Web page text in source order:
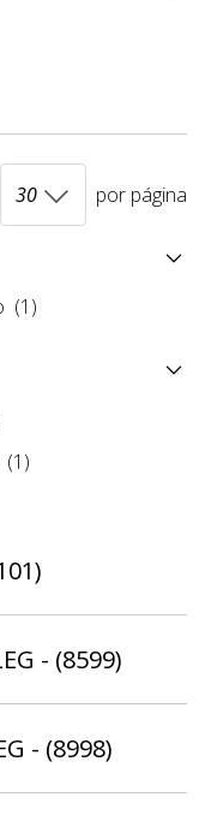
por página
(1)
(1)
- (8599)
- (8998)